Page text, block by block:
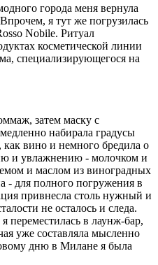
города меня вернула
я тут же погрузилась
Nobile. Ритуал
косметической линии
специализирующегося на
затем маску с
набирала градусы
вино и немного бредила о
и увлажнению - молочком и
и маслом из виноградных
- для полного погружения в
привнесла столь нужный и
не осталось и следа.
переместилась в лаунж-бар,
уже составляла мысленно
дню в Милане я была